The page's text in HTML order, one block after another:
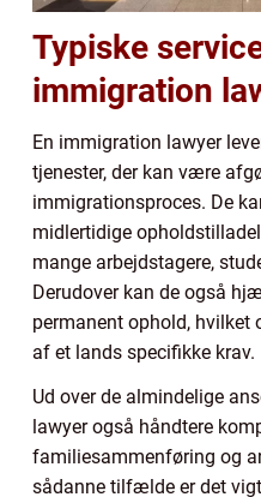
Typiske
immigration
En immigration lawyer
tjenester, der kan være
immigrationsproces. De
midlertidige
mange arbejdstagere,
Derudover kan de også
permanent ophold,
af et lands specifikke krav.
Ud over de almindelige
lawyer også håndtere
familiesammenføring og
sådanne tilfælde er det